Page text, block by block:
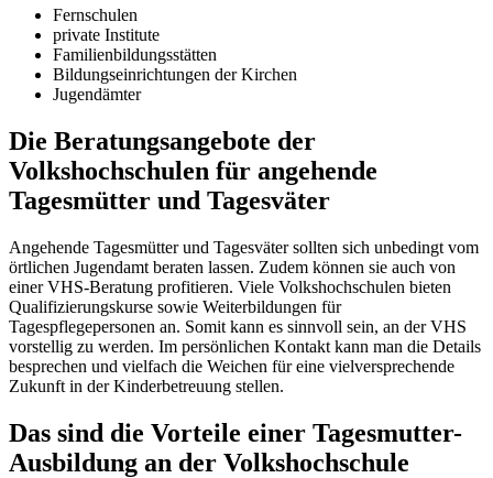
Fernschulen
private Institute
Familienbildungsstätten
Bildungseinrichtungen der Kirchen
Jugendämter
Die Beratungsangebote der
Volkshochschulen für angehende
Tagesmütter und Tagesväter
Angehende Tagesmütter und Tagesväter sollten sich unbedingt vom
örtlichen Jugendamt beraten lassen. Zudem können sie auch von
einer VHS-Beratung profitieren. Viele Volkshochschulen bieten
Qualifizierungskurse sowie Weiterbildungen für
Tagespflegepersonen an. Somit kann es sinnvoll sein, an der VHS
vorstellig zu werden. Im persönlichen Kontakt kann man die Details
besprechen und vielfach die Weichen für eine vielversprechende
Zukunft in der Kinderbetreuung stellen.
Das sind die Vorteile einer Tagesmutter-
Ausbildung an der Volkshochschule